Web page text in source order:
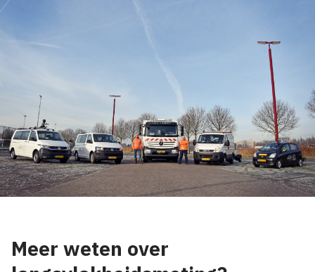
Meer weten over